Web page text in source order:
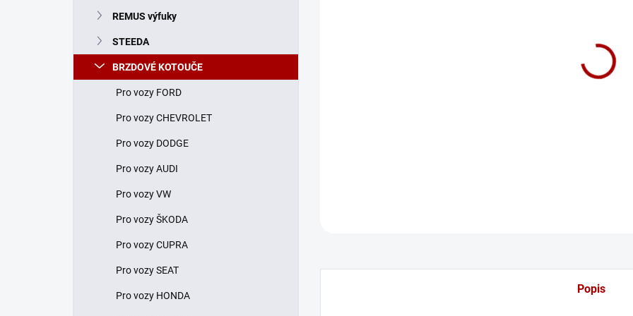
a
e
REMUS výfuky
STEEDA
BRZDOVÉ KOTOUČE
Pro vozy FORD
Pro vozy CHEVROLET
Pro vozy DODGE
Pro vozy AUDI
Pro vozy VW
Pro vozy ŠKODA
Pro vozy CUPRA
Pro vozy SEAT
Pro vozy HONDA Popis